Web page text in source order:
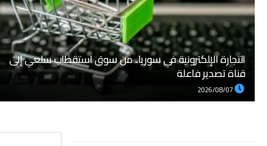
التجارة الإلكترونية في سوريا.. من سوق استقطاب سلعي إلى
قناة تصدير فاعلة